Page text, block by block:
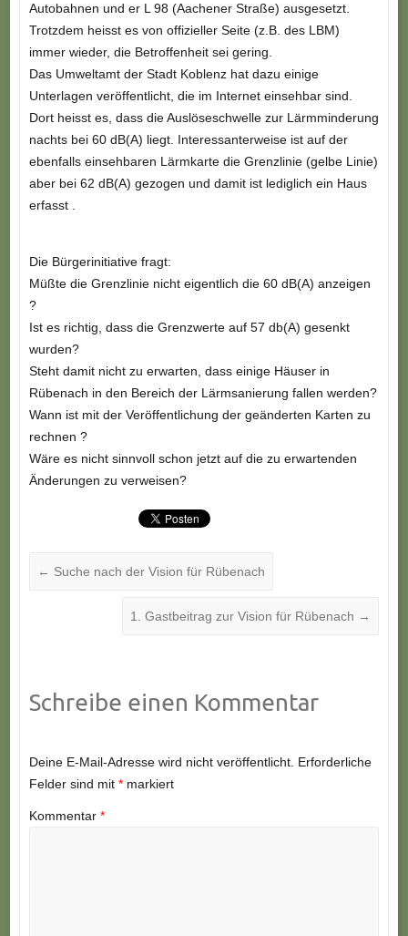
Autobahnen und er L 98 (Aachener Straße) ausgesetzt.
Trotzdem heisst es von offizieller Seite (z.B. des LBM)
immer wieder, die Betroffenheit sei gering.
Das Umweltamt der Stadt Koblenz hat dazu einige
Unterlagen veröffentlicht, die im Internet einsehbar sind.
Dort heisst es, dass die Auslöseschwelle zur Lärmminderung
nachts bei 60 dB(A) liegt. Interessanterweise ist auf der
ebenfalls einsehbaren Lärmkarte die Grenzlinie (gelbe Linie)
aber bei 62 dB(A) gezogen und damit ist lediglich ein Haus
erfasst .
Die Bürgerinitiative fragt:
Müßte die Grenzlinie nicht eigentlich die 60 dB(A) anzeigen
?
Ist es richtig, dass die Grenzwerte auf 57 db(A) gesenkt
wurden?
Steht damit nicht zu erwarten, dass einige Häuser in
Rübenach in den Bereich der Lärmsanierung fallen werden?
Wann ist mit der Veröffentlichung der geänderten Karten zu
rechnen ?
Wäre es nicht sinnvoll schon jetzt auf die zu erwartenden
Änderungen zu verweisen?
← Suche nach der Vision für Rübenach
1. Gastbeitrag zur Vision für Rübenach →
Schreibe einen Kommentar
Deine E-Mail-Adresse wird nicht veröffentlicht. Erforderliche
Felder sind mit *markiert
Kommentar *